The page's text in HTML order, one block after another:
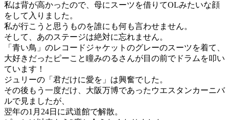
私は背が高かったので、母にスーツを借りてOLみたいな顔
をして入りました。
私が行こうと思うものを誰にも何も言わせません。
そして、あのステージは絶対に忘れません。
「青い鳥」のレコードジャケットのグレーのスーツを着て、
大好きだったピーこと瞳みのるさんが目の前でドラムを叩い
ています！
ジュリーの「君だけに愛を」は興奮でした。
その後もう一度だけ、大阪万博であったウエスタンカーニバ
ルで見ましたが、
翌年の1月24日に武道館で解散。